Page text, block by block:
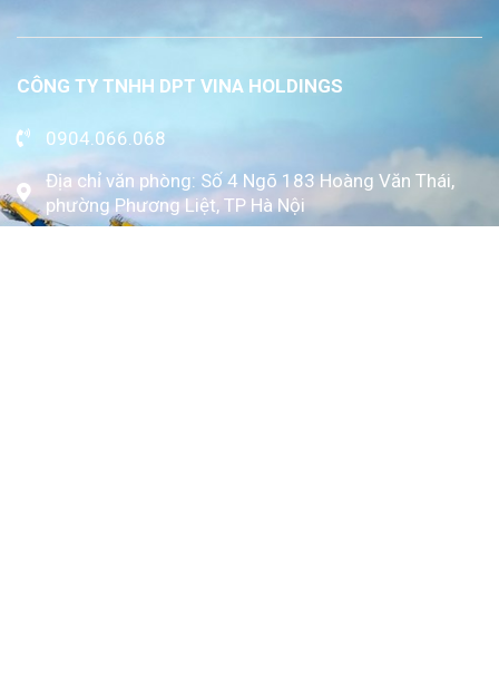
CÔNG TY TNHH DPT VINA HOLDINGS
0904.066.068
Địa chỉ văn phòng: Số 4 Ngõ 183 Hoàng Văn Thái,
phường Phương Liệt, TP Hà Nội